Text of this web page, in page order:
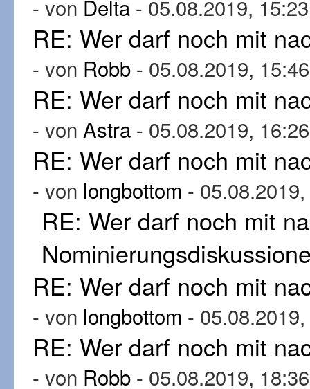
- von Delta - 05.08.2019, 15:23
RE: Wer darf noch mit
- von Robb - 05.08.2019, 15:46
RE: Wer darf noch mit
- von Astra - 05.08.2019, 16:26
RE: Wer darf noch mit
- von longbottom -
RE: Wer darf noch mit
RE: Wer darf noch mit
- von longbottom -
RE: Wer darf noch mit
- von Robb - 05.08.2019, 18:36